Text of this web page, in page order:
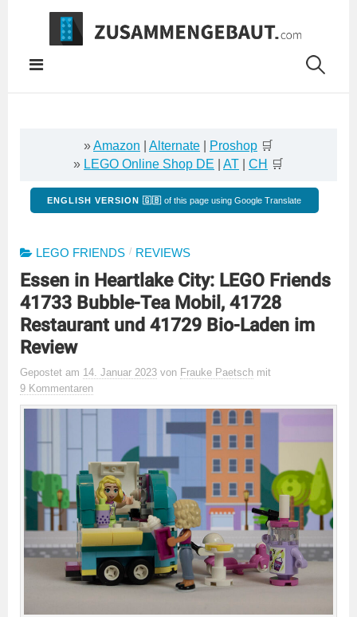
Springe
Inhalt
»Amazon Alternate Proshop 🛒
» LEGO Online Shop DE AT CH 🛒
ENGLISH VERSION 🇬🇧 of this page using Google Translate
LEGO FRIENDS / REVIEWS
Essen in Heartlake City: LEGO Friends
41733 Bubble-Tea Mobil, 41728
Restaurant und 41729 Bio-Laden im
Review
Gepostet am 14. Januar 2023 von Frauke Paetsch mit
9 Kommentaren